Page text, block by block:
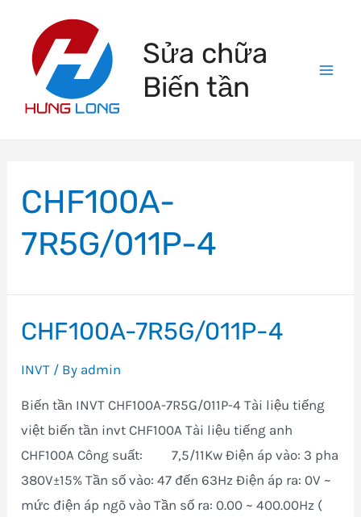
content
Sửa chữa
Biến tần
CHF100A-
7R5G/011P-4
CHF100A-7R5G/011P-4
INVT / By admin
Biến tần INVT CHF100A-7R5G/011P-4 Tài liệu tiếng
việt biến tần invt CHF100A Tài liệu tiếng anh
CHF100A Công suất: 7,5/11Kw Điện áp vào: 3 pha
380V±15% Tần số vào: 47 đến 63Hz Điện áp ra: 0V ~
mức điện áp ngõ vào Tần số ra: 0.00 ~ 400.00Hz (